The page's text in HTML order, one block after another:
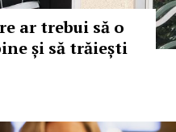
ar trebui să o
și să trăiești